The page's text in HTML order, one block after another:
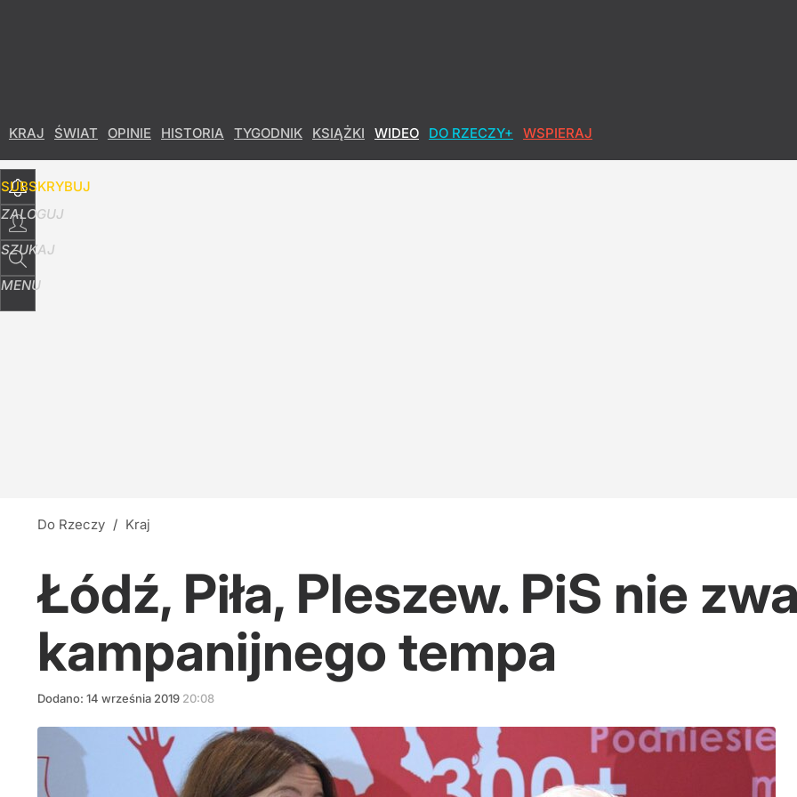
KRAJ ŚWIAT OPINIE HISTORIA TYGODNIK KSIĄŻKI WIDEO DO RZECZY+ WSPIERAJ
SUBSKRYBUJ
ZALOGUJ
SZUKAJ
MENU
Do Rzeczy / Kraj
Łódź, Piła, Pleszew. PiS nie
kampanijnego tempa
Dodano: 14 września 2019 20:08